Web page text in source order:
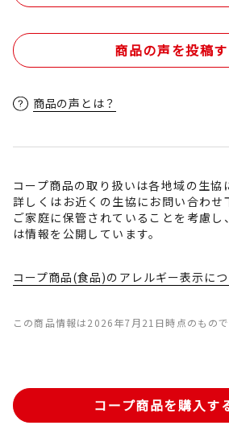
商品の声を投稿
商品の声とは？
コープ商品の取り扱いは各地域の生協
詳しくはお近くの生協にお問い合わせ
ご家庭に保管されていることを考慮
は情報を公開しています。
コープ商品(食品)のアレルギー表示に
この商品情報は2026年7月21日時点のもので
コープ商品を購入す